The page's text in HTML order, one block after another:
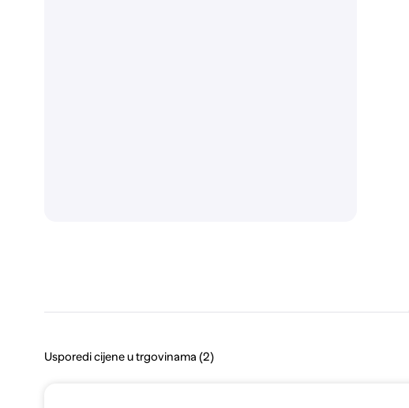
Usporedi cijene u trgovinama (2)